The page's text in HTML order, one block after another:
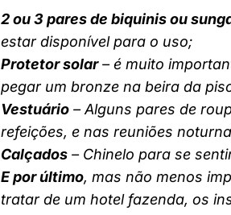
2 ou 3 pares de biquinis ou
estar disponível para o uso;
Protetor solar– é muito
pegar um bronze na beira da
Vestuário – Alguns pares de
refeições, e nas reuniões
Calçados – Chinelo para se
E por último, mas não menos
tratar de um hotel fazenda, os